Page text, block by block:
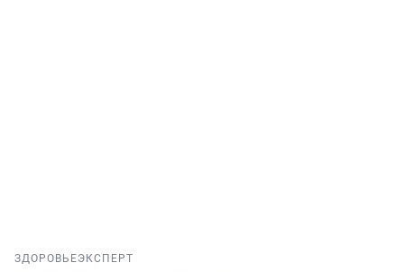
ЗДОРОВЬЕЭКСПЕРТ